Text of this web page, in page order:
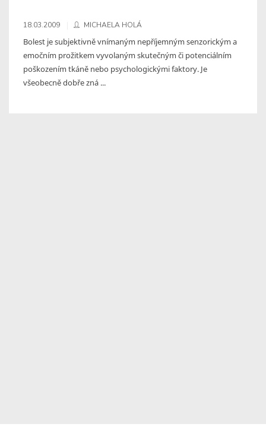
18.03.2009 MICHAELA HOLÁ
Bolest je subjektivně vnímaným nepříjemným senzorickým a
emočním prožitkem vyvolaným skutečným či potenciálním
poškozením tkáně nebo psychologickými faktory. Je
všeobecně dobře zná ...